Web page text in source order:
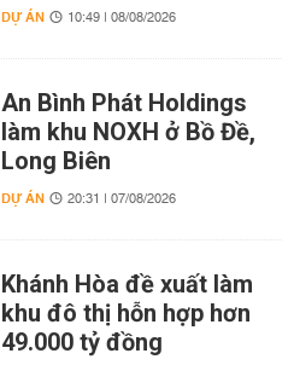
DỰ ÁN 10:49 | 08/08/2026
An Bình Phát Holdings
làm khu NOXH ở Bồ Đề,
Long Biên
DỰ ÁN 20:31 | 07/08/2026
Khánh Hòa đề xuất làm
khu đô thị hỗn hợp hơn
49.000 tỷ đồng